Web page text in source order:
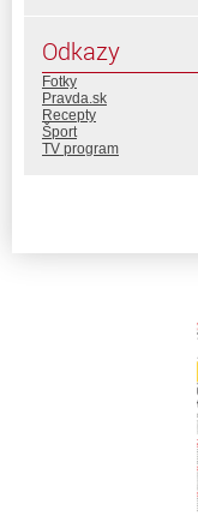
Odkazy
Fotky
Pravda.sk
Recepty
Šport
TV program